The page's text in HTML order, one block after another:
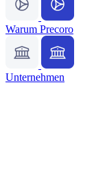
Warum Precoro
Unternehmen